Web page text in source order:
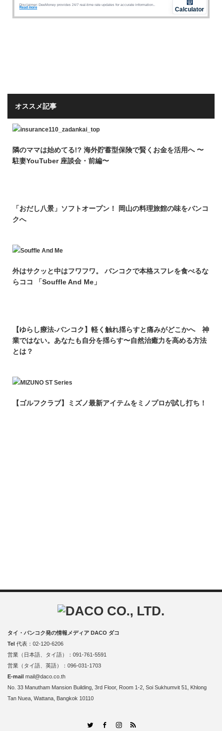
オススメ記事
隣のママは始めてる!? 海外貯蓄型保険で賢くお金を活用へ 〜
駐妻YouTuber 座談会・前編〜
「おだし八景」ソフトオープン！ 岡山の料理旅館の味をバンコ
クへ
外はサクッと中はフワフワ。 バンコクで本格スフレを食べるな
らココ 「Souffle And Me」
【ゆらし療法-バンコク】軽く触れ揺らすと痛みがどこかへ 神
業ではない。あなたも自分を揺らす〜自然治癒力を高める方法
とは？
【ゴルフクラブ】ミズノ最新アイテムをミノプロが試し打ち！
タイ・バンコク発の情報メディア DACO ダコ
Tel 代表：02-120-6206
営業（日本語、タイ語）：091-761-5591
営業（タイ語、英語）：096-031-1703
E-mail mail@daco.co.th
No. 33 Manutham Mansion Building, 3rd Floor, Room 1-2, Soi Sukhumvit 51, Khlong
Tan Nuea, Wattana, Bangkok 10110
TwitterFacebookInstagram
RSS